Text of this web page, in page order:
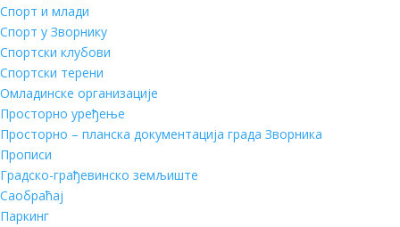
Спорт и млади
Спорт у Зворнику
Спортски клубови
Спортски терени
Омладинске организације
Просторно уређење
Просторно – планска документација града Зворника
Прописи
Градско-грађевинско земљиште
Саобраћај
Паркинг